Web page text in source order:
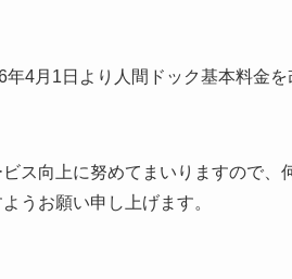
4月1日より人間ドック基本料金
ス向上に努めてまいりますので、
うお願い申し上げます。